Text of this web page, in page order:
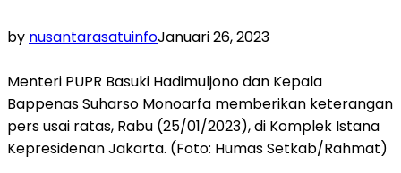
by nusantarasatuinfoJanuari 26, 2023
Menteri PUPR Basuki Hadimuljono dan Kepala
Bappenas Suharso Monoarfa memberikan keterangan
pers usai ratas, Rabu (25/01/2023), di Komplek Istana
Kepresidenan Jakarta. (Foto: Humas Setkab/Rahmat)